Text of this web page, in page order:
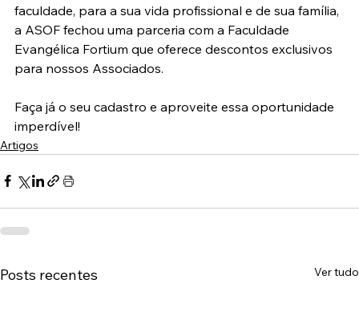
faculdade, para a sua vida profissional e de sua família,
a ASOF fechou uma parceria com a Faculdade
Evangélica Fortium que oferece descontos exclusivos
para nossos Associados.
Faça já o seu cadastro e aproveite essa oportunidade
imperdível!
Artigos
Posts recentes Ver tudo